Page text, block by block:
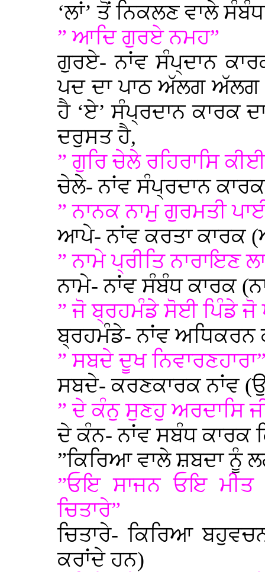
‘ਲਾਂ’ ਤੋਂ ਨਿਕਲਣ ਵਾਲੇ
” ਆਦਿ ਗੁਰਏ ਨਮਹ”
ਗੁਰਏ- ਨਾਂਵ ਸੰਪ੍ਦਾਨ
ਪਦ ਦਾ ਪਾਠ ਅੱਲਗ ਅੱਲਗ
ਹੈ ‘ਏ’ ਸੰਪ੍ਰਦਾਨ ਕਾਰਕ
ਦਰੁਸਤ ਹੈ,
” ਗੁਰਿ ਚੇਲੇ ਰਹਿਰਾਸਿ
ਚੇਲੇ- ਨਾਂਵ ਸੰਪ੍ਰਦਾਨ
” ਨਾਨਕ ਨਾਮੁ ਗੁਰਮਤੀ
ਆਪੇ- ਨਾਂਵ ਕਰਤਾ ਕਾਰਕ
” ਨਾਮੇ ਪ੍ਰੀਤਿ ਨਾਰਾਇਣ
ਨਾਮੇ- ਨਾਂਵ ਸੰਬੰਧ ਕਾਰਕ
” ਜੋ ਬ੍ਰਹਮੰਡੇ ਸੋਈ ਪਿੰਡੇ ਜੋ
ਬ੍ਰਹਮੰਡੇ- ਨਾਂਵ ਅਧਿਕਰਨ
” ਸਬਦੇ ਦੂਖ
ਸਬਦੇ- ਕਰਣਕਾਰਕ ਨਾਂਵ
” ਦੇ ਕੰਨੁ ਸੁਣਹੁ ਅਰਦਾਸਿ
ਦੇ ਕੰਨ- ਨਾਂਵ ਸਬੰਧ ਕਾਰਕ
”ਕਿਰਿਆ ਵਾਲੇ ਸ਼ਬਦਾ ਨੂੰ
”ਓਇ ਸਾਜਨ ਓਇ
ਚਿਤਾਰੇ”
ਚਿਤਾਰੇ- ਕਿਰਿਆ
ਕਰਾਂਦੇ ਹਨ)